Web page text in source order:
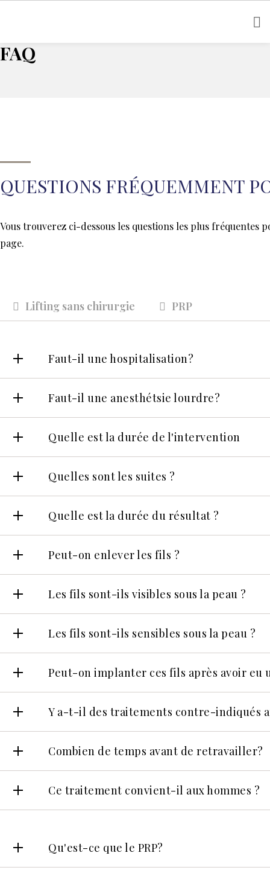
FAQ
QUESTIONS FRÉQUEMMENT
Vous trouverez ci-dessous les questions les plus fréquentes
page.
Lifting sans chirurgie PRP
Faut-il une hospitalisation?
Faut-il une anesthétsie lourdre?
Quelle est la durée de l'intervention
Quelles sont les suites ?
Quelle est la durée du résultat ?
Peut-on enlever les fils ?
Les fils sont-ils visibles sous la peau ?
Les fils sont-ils sensibles sous la peau ?
Peut-on implanter ces fils après avoir
Y a-t-il des traitements contre-indiqués
Combien de temps avant de retravailler?
Ce traitement convient-il aux hommes ?
Qu'est-ce que le PRP?